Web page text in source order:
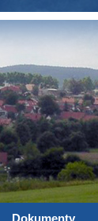
Dokumenty